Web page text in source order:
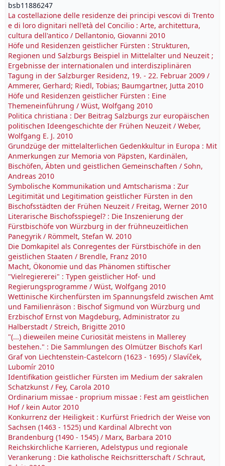
bsb11886247
La costellazione delle residenze dei principi vescovi di Trento
e di loro dignitari nell'età del Concilio : Arte, architettura,
cultura dell'antico / Dellantonio, Giovanni 2010
Höfe und Residenzen geistlicher Fürsten : Strukturen,
Regionen und Salzburgs Beispiel in Mittelalter und Neuzeit ;
Ergebnisse der internationalen und interdisziplinären
Tagung in der Salzburger Residenz, 19. - 22. Februar 2009 /
Ammerer, Gerhard; Riedl, Tobias; Baumgartner, Jutta 2010
Höfe und Residenzen geistlicher Fürsten : Eine
Themeneinführung / Wüst, Wolfgang 2010
Politica christiana : Der Beitrag Salzburgs zur europäischen
politischen Ideengeschichte der Frühen Neuzeit / Weber,
Wolfgang E. J. 2010
Grundzüge der mittelalterlichen Gedenkkultur in Europa : Mit
Anmerkungen zur Memoria von Päpsten, Kardinälen,
Bischöfen, Äbten und geistlichen Gemeinschaften / Sohn,
Andreas 2010
Symbolische Kommunikation und Amtscharisma : Zur
Legitimität und Legitimation geistlicher Fürsten in den
Bischofsstädten der Frühen Neuzeit / Freitag, Werner 2010
Literarische Bischofsspiegel? : Die Inszenierung der
Fürstbischöfe von Würzburg in der frühneuzeitlichen
Panegyrik / Römmelt, Stefan W. 2010
Die Domkapitel als Conregentes der Fürstbischöfe in den
geistlichen Staaten / Brendle, Franz 2010
Macht, Ökonomie und das Phänomen stiftischer
"Vielregiererei" : Typen geistlicher Hof- und
Regierungsprogramme / Wüst, Wolfgang 2010
Wettinische Kirchenfürsten im Spannungsfeld zwischen Amt
und Familienräson : Bischof Sigmund von Würzburg und
Erzbischof Ernst von Magdeburg, Administrator zu
Halberstadt / Streich, Brigitte 2010
"(...) dieweilen meine Curiosität meistens in Mallerey
bestehen." : Die Sammlungen des Olmützer Bischofs Karl
Graf von Liechtenstein-Castelcorn (1623 - 1695) / Slavíček,
Lubomír 2010
Identifikation geistlicher Fürsten im Medium der sakralen
Schatzkunst / Fey, Carola 2010
Ordinarium missae - proprium missae : Fest am geistlichen
Hof / kein Autor 2010
Konkurrenz der Heiligkeit : Kurfürst Friedrich der Weise von
Sachsen (1463 - 1525) und Kardinal Albrecht von
Brandenburg (1490 - 1545) / Marx, Barbara 2010
Reichskirchliche Karrieren, Adelstypus und regionale
Verankerung : Die katholische Reichsritterschaft / Schraut,